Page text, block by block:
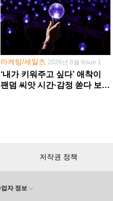
마케팅/세일즈 2026년 8월 Issue 1
‘내가 키워주고 싶다’ 애착이
팬덤 씨앗 시간·감정 쏟다 보면
저작권 정책
자 정보